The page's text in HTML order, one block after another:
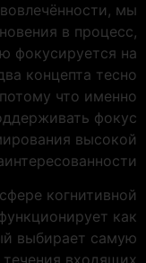
мы
в процесс,
фокусируется на
концепта тесно
что именно
фокус
высокой
когнитивной
как
выбирает самую